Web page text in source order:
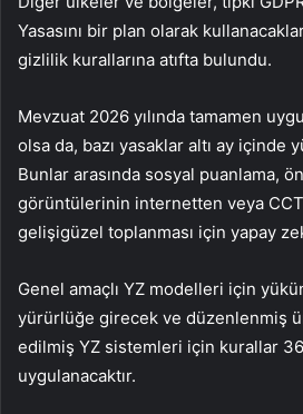
Yasasını bir plan olarak
gizlilik kurallarına atıfta bulundu.
Mevzuat 2026 yılında tamamen
olsa da, bazı yasaklar altı ay içinde
Bunlar arasında sosyal puanlama,
görüntülerinin internetten veya
gelişigüzel toplanması için yapay
Genel amaçlı YZ modelleri için
yürürlüğe girecek ve düzenlenmiş
edilmiş YZ sistemleri için kurallar
uygulanacaktır.